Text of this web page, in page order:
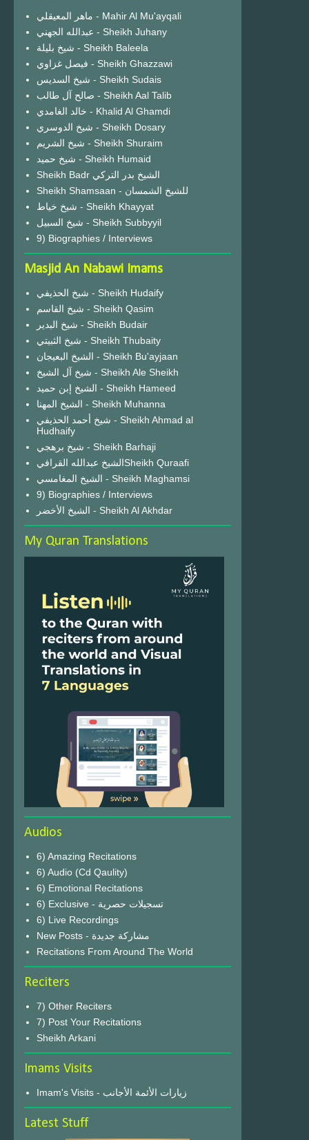
ماهر المعيقلي - Mahir Al Mu'ayqali
عبدالله الجهني - Sheikh Juhany
شيخ بليلة - Sheikh Baleela
فيصل غزاوي - Sheikh Ghazzawi
شيخ السديس - Sheikh Sudais
صالح آل طالب - Sheikh Aal Talib
خالد الغامدي - Khalid Al Ghamdi
شيخ الدوسري - Sheikh Dosary
شيخ الشريم - Sheikh Shuraim
شيخ حميد - Sheikh Humaid
Sheikh Badr الشيخ بدر التركي
Sheikh Shamsaan - للشيخ الشمسان
شيخ خياط - Sheikh Khayyat
شيخ السبيل - Sheikh Subbyyil
9) Biographies / Interviews
Masjid An Nabawi Imams
شيخ الحذيفي - Sheikh Hudaify
شيخ القاسم - Sheikh Qasim
شيخ البدير - Sheikh Budair
شيخ الثبيتي - Sheikh Thubaity
الشيخ البعيجان - Sheikh Bu'ayjaan
شيخ آل الشيخ - Sheikh Ale Sheikh
الشيخ إبن حميد - Sheikh Hameed
الشيخ المهنا - Sheikh Muhanna
شيخ أحمد الحذيفي - Sheikh Ahmad al
Hudhaify
شيخ برهجي - Sheikh Barhaji
الشيخ عبدالله القرافيSheikh Quraafi
الشيخ المغامسي - Sheikh Maghamsi
9) Biographies / Interviews
الشيخ الأخضر - Sheikh Al Akhdar
My Quran Translations
Audios
6) Amazing Recitations
6) Audio (Cd Qaulity)
6) Emotional Recitations
6) Exclusive - تسجيلات حصرية
6) Live Recordings
New Posts - مشاركة جديدة
Recitations From Around The World
Reciters
7) Other Reciters
7) Post Your Recitations
Sheikh Arkani
Imams Visits
Imam's Visits - زيارات الأئمة الأجانب
Latest Stuff